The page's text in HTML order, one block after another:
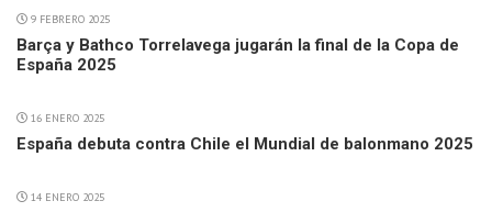
9 FEBRERO 2025
Barça y Bathco Torrelavega jugarán la final de la Copa de
España 2025
16 ENERO 2025
España debuta contra Chile el Mundial de balonmano 2025
14 ENERO 2025